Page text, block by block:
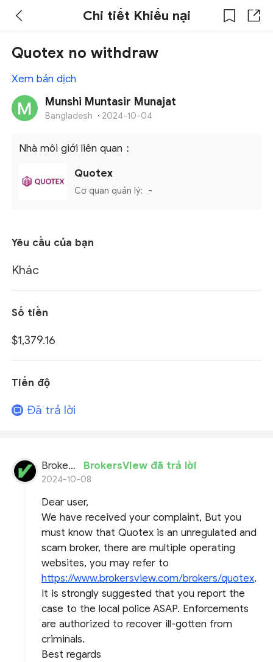
Chi tiết Khiếu nại
Quotex no withdraw
Xem bản dịch
Munshi Muntasir Munajat
Bangladesh · 2024-10-04
Nhà môi giới liên quan：
Quotex
Cơ quan quản lý: -
Yêu cầu của bạn
Khác
Số tiền
$1,379.16
Tiến độ
Đã trả lời
BrokersView BrokersView đã trả lời
2024-10-08
Dear user,
We have received your complaint, But you
must know that Quotex is an unregulated and
scam broker, there are multiple operating
websites, you may refer to
https://www.brokersview.com/brokers/quotex.
It is strongly suggested that you report the
case to the local police ASAP. Enforcements
are authorized to recover ill-gotten from
criminals.
Best regards